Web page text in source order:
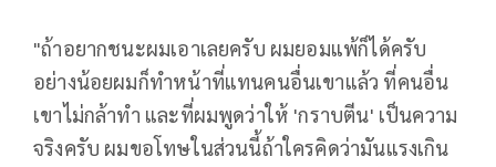
"ถ้าอยากชนะผมเอาเลยครับ ผมยอมแพ้ก็ได้ครับ
อย่างน้อยผมก็ทําหน้าที่แทนคนอื่นเขาแล้ว ที่คนอื่น
เขาไม่กล้าทํา และที่ผมพูดว่าให้ 'กราบตีน' เป็นความ
จริงครับ ผมขอโทษในส่วนนี้ถ้าใครคิดว่ามันแรงเกิน